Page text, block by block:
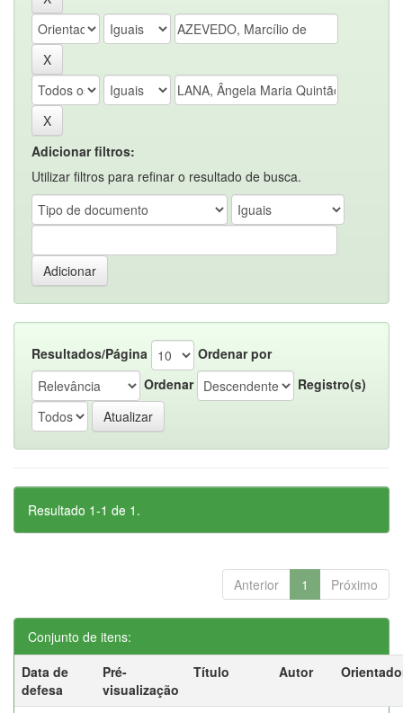
Adicionar filtros:
Utilizar filtros para refinar o resultado de busca.
Resultados/Página
Ordenar por
Ordenar
Registro(s)
Resultado 1-1 de 1.
Anterior 1 Próximo
Conjunto de itens:
Data de
defesa
Pré-
visualização
Título Autor